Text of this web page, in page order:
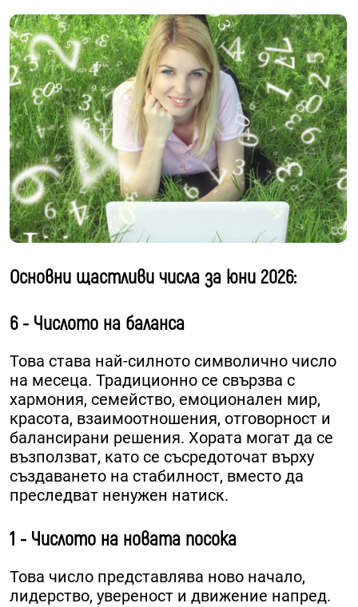
Основни щастливи числа за юни 2026:
6 - Числото на баланса
Това става най-силното символично число
на месеца. Традиционно се свързва с
хармония, семейство, емоционален мир,
красота, взаимоотношения, отговорност и
балансирани решения. Хората могат да се
възползват, като се съсредоточат върху
създаването на стабилност, вместо да
преследват ненужен натиск.
1 - Числото на новата посока
Това число представлява ново начало,
лидерство, увереност и движение напред.